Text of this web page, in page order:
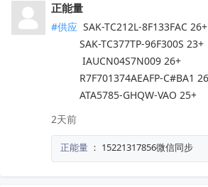
正能量
#供应 SAK-TC212L-8F133FAC 26+
          ATA5785-GHQW-VAO 25+
2天前
正能量 ： 15221317856微信同步